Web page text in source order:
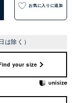
お気に入りに追加
は除く）
your size